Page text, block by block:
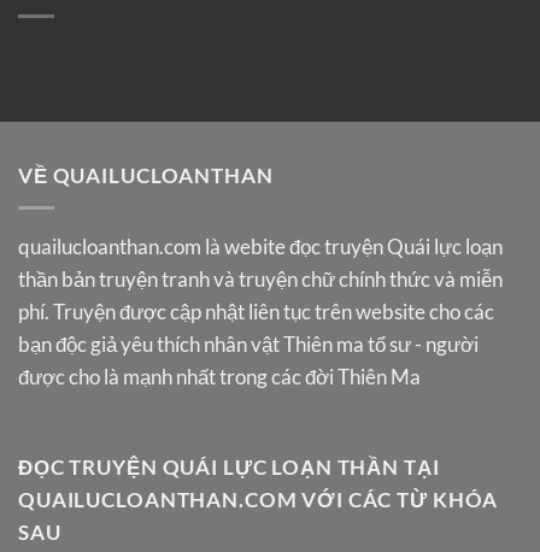
VỀ QUAILUCLOANTHAN
quailucloanthan.com là webite đọc truyện Quái lực loạn
thần bản truyện tranh và truyện chữ chính thức và miễn
phí. Truyện được cập nhật liên tục trên website cho các
bạn độc giả yêu thích nhân vật Thiên ma tổ sư - người
được cho là mạnh nhất trong các đời Thiên Ma
ĐỌC TRUYỆN QUÁI LỰC LOẠN THẦN TẠI
QUAILUCLOANTHAN.COM VỚI CÁC TỪ KHÓA
SAU